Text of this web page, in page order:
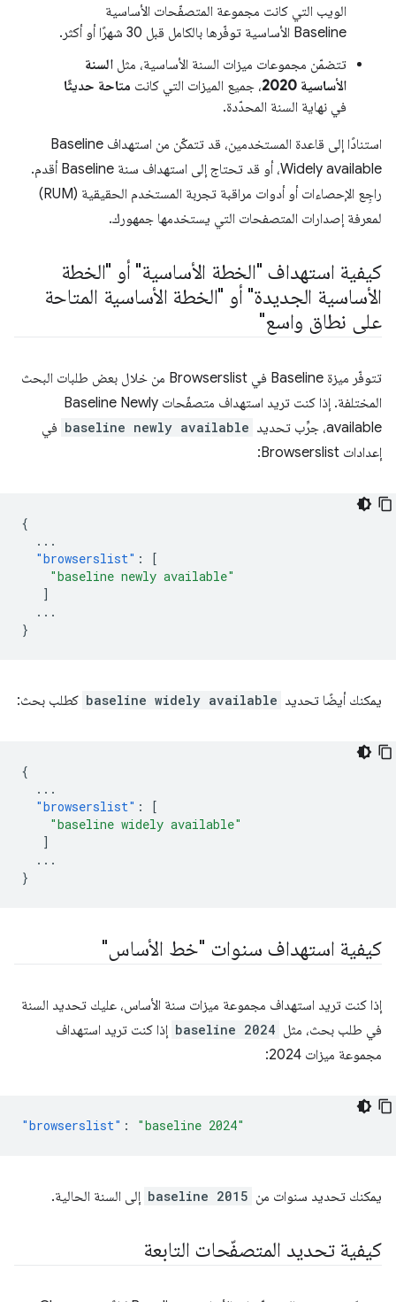
الويب التي كانت مجموعة المتصفّحات الأساسية
Baseline الأساسية توفّرها بالكامل قبل 30 شهرًا أو أكثر.
تتضمّن مجموعات ميزات السنة الأساسية، مثل السنة
الأساسية 2020
، جميع الميزات التي كانت متاحة حديثًا
في نهاية السنة المحدّدة.
استنادًا إلى قاعدة المستخدمين، قد تتمكّن من استهداف Baseline
Widely available، أو قد تحتاج إلى استهداف سنة Baseline أقدم.
راجِع الإحصاءات أو أدوات مراقبة تجربة المستخدم الحقيقية (RUM)
لمعرفة إصدارات المتصفحات التي يستخدمها جمهورك.
كيفية استهداف "الخطة الأساسية" أو "الخطة
الأساسية الجديدة" أو "الخطة الأساسية المتاحة
على نطاق واسع"
تتوفّر ميزة Baseline في Browserslist من خلال بعض طلبات البحث
المختلفة. إذا كنت تريد استهداف متصفّحات Baseline Newly
available، جرِّب تحديد
baseline newly available في
إعدادات Browserslist:
{
...
"browserslist" :
[
"baseline newly available"
]
...
}
يمكنك أيضًا تحديد baseline widely available كطلب بحث:
{
...
"browserslist" :
[
"baseline widely available"
]
...
}
كيفية استهداف سنوات "خط الأساس"
إذا كنت تريد استهداف مجموعة ميزات سنة الأساس، عليك تحديد السنة
في طلب بحث، مثل baseline 2024 إذا كنت تريد استهداف
مجموعة ميزات 2024:
"browserslist" : "baseline 2024"
يمكنك تحديد سنوات من baseline 2015 إلى السنة الحالية.
كيفية تحديد المتصفّحات التابعة